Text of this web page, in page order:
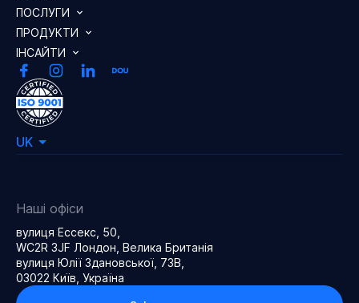
ПОСЛУГИ
ПРОДУКТИ
ІНСАЙТИ
UK
Наші офіси
вулиця Ессекс, 50,
WC2R 3JF Лондон, Велика Британія
вулиця Юлії Здановської, 73В,
03022 Київ, Україна